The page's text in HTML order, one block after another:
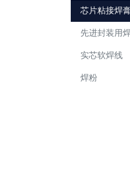
芯片粘接焊
先进封装用
实芯软焊线
焊粉